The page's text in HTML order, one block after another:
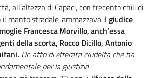
all’altezza di Capaci, con trecento chili di
manto stradale, ammazzava il giudice
Francesca Morvillo, anch’essa
della scorta, Rocco Dicillo, Antonio
Un atto di efferata crudeltà che ha
per la giustizia